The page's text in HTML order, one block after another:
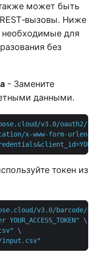
может быть
Ниже
для
без
- Замените
данными.
v3.0/oauth2/
x-www-form-
токен из
v3.0/
input.csv"